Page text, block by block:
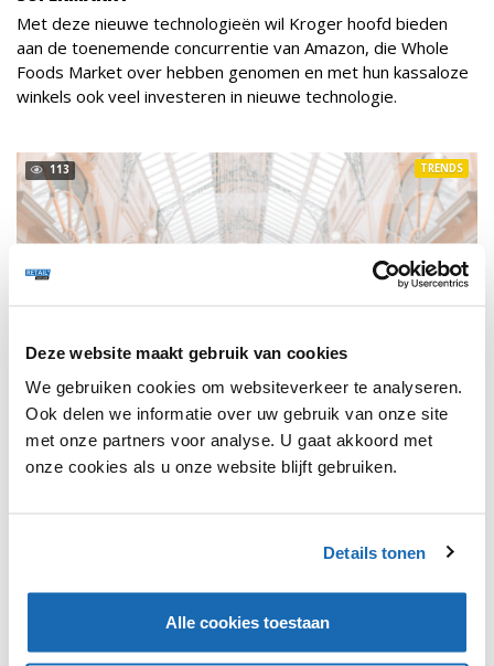
Deze website maakt gebruik van cookies
We gebruiken cookies om websiteverkeer te analyseren.
Ook delen we informatie over uw gebruik van onze site
met onze partners voor analyse. U gaat akkoord met
onze cookies als u onze website blijft gebruiken.
Details tonen
Alle cookies toestaan
Met deze nieuwe technologieën wil Kroger hoofd bieden
aan de toenemende concurrentie van Amazon, die Whole
Foods Market over hebben genomen en met hun kassaloze
winkels ook veel investeren in nieuwe technologie.
113
KROGER WIL PLASTIC TASJES BIJ DE KASSA VERBANNEN
TRENDS
Kroger bedient dagelijks ongeveer 9 miljoen klanten, dus
het verbod zal direct veel consumenten raken.